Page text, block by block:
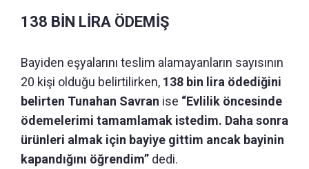
138 BİN LİRA ÖDEMİŞ
Bayiden eşyalarını teslim alamayanların sayısının
20 kişi olduğu belirtilirken, 138 bin lira ödediğini
belirten Tunahan Savran ise “Evlilik öncesinde
ödemelerimi tamamlamak istedim. Daha sonra
ürünleri almak için bayiye gittim ancak bayinin
kapandığını öğrendim” dedi.